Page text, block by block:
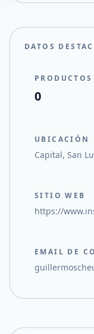
DATOS
0
UBICACIÓN
Capital, San
SITIO WEB
https://
EMAIL DE